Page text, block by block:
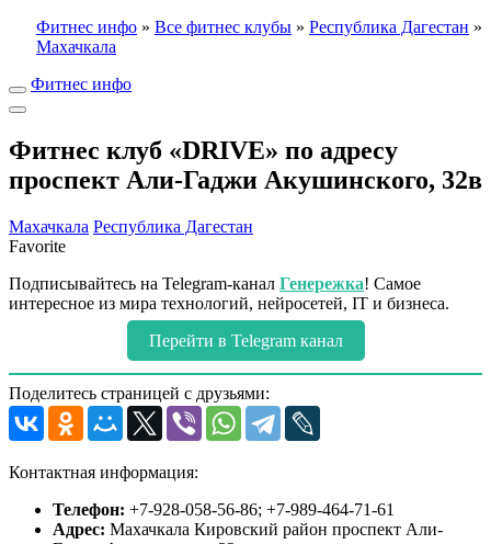
Фитнес инфо » Все фитнес клубы » Республика Дагестан »
Махачкала
Фитнес инфо
Фитнес клуб «DRIVE» по адресу
проспект Али-Гаджи Акушинского, 32в
Махачкала Республика Дагестан
Favorite
Подписывайтесь на Telegram-канал Генережка! Самое
интересное из мира технологий, нейросетей, IT и бизнеса.
Перейти в Telegram канал
Поделитесь страницей с друзьями:
Контактная информация:
Телефон: +7-928-058-56-86; +7-989-464-71-61
Адрес: Махачкала Кировский район проспект Али-